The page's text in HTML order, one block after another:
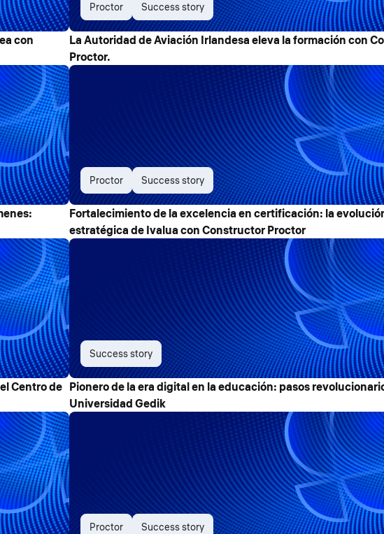
con
Proctor Success story
La Autoridad de Aviación Irlandesa eleva la formación con
Proctor.
Proctor Success story
Fortalecimiento de la excelencia en certificación: la
estratégica de Ivalua con Constructor Proctor
Centro de
Success story
Pionero de la era digital en la educación: pasos
Universidad Gedik
Proctor Success story